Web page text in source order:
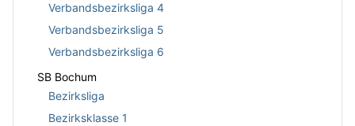
Verbandsbezirksliga 4
Verbandsbezirksliga 5
Verbandsbezirksliga 6
SB Bochum
Bezirksliga
Bezirksklasse 1